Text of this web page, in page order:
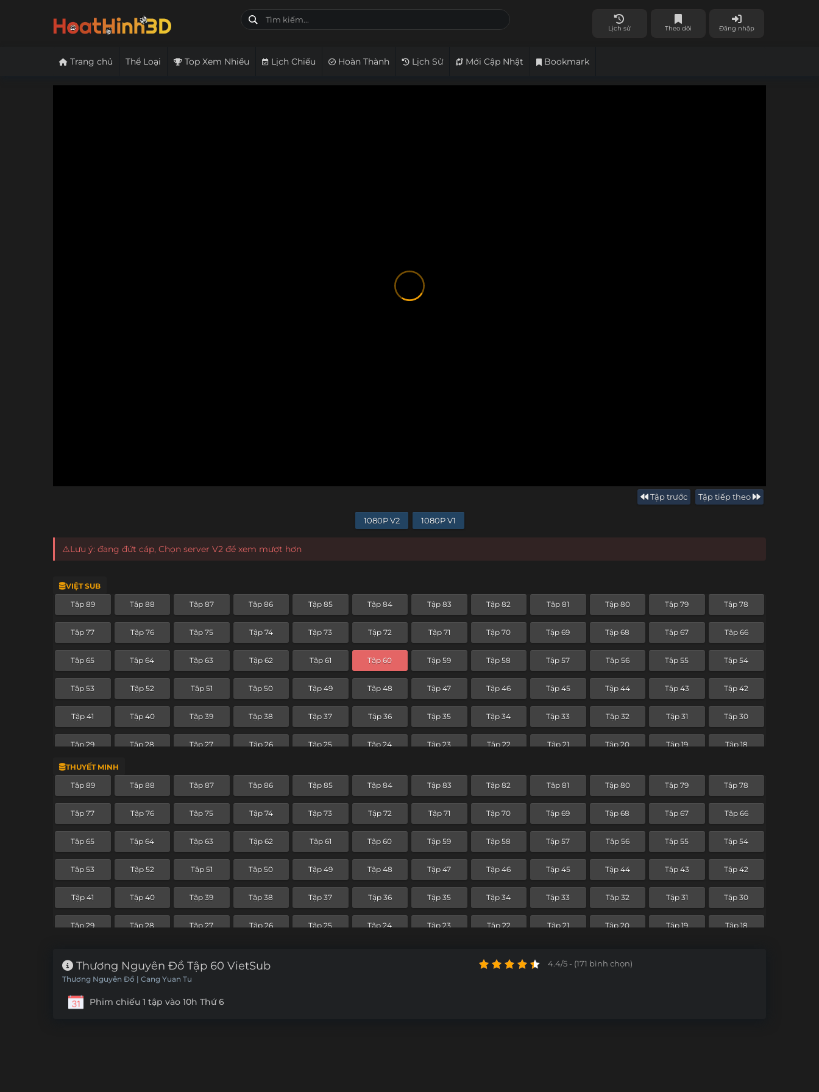
Lịch sử Theo dõi Đăng nhập
Trang chủ Thể Loại Top Xem Nhiều Lịch Chiếu Hoàn Thành Lịch Sử Mới Cập Nhật Bookmark
Tập trước Tập tiếp theo
1080P V2 1080P V1
⚠️Lưu ý: đang đứt cáp, Chọn server V2 để xem mượt hơn
VIỆT SUB
Tập 89 Tập 88 Tập 87 Tập 86 Tập 85 Tập 84 Tập 83 Tập 82 Tập 81 Tập 80 Tập 79 Tập 78
Tập 77 Tập 76 Tập 75 Tập 74 Tập 73 Tập 72 Tập 71 Tập 70 Tập 69 Tập 68 Tập 67 Tập 66
Tập 65 Tập 64 Tập 63 Tập 62 Tập 61 Tập 60 Tập 59 Tập 58 Tập 57 Tập 56 Tập 55 Tập 54
Tập 53 Tập 52 Tập 51 Tập 50 Tập 49 Tập 48 Tập 47 Tập 46 Tập 45 Tập 44 Tập 43 Tập 42
Tập 41 Tập 40 Tập 39 Tập 38 Tập 37 Tập 36 Tập 35 Tập 34 Tập 33 Tập 32 Tập 31 Tập 30
Tập 29 Tập 28 Tập 27 Tập 26 Tập 25 Tập 24 Tập 23 Tập 22 Tập 21 Tập 20 Tập 19 Tập 18
Tập 17
THUYẾT MINH
Tập 89 Tập 88 Tập 87 Tập 86 Tập 85 Tập 84 Tập 83 Tập 82 Tập 81 Tập 80 Tập 79 Tập 78
Tập 77 Tập 76 Tập 75 Tập 74 Tập 73 Tập 72 Tập 71 Tập 70 Tập 69 Tập 68 Tập 67 Tập 66
Tập 65 Tập 64 Tập 63 Tập 62 Tập 61 Tập 60 Tập 59 Tập 58 Tập 57 Tập 56 Tập 55 Tập 54
Tập 53 Tập 52 Tập 51 Tập 50 Tập 49 Tập 48 Tập 47 Tập 46 Tập 45 Tập 44 Tập 43 Tập 42
Tập 41 Tập 40 Tập 39 Tập 38 Tập 37 Tập 36 Tập 35 Tập 34 Tập 33 Tập 32 Tập 31 Tập 30
Tập 29 Tập 28 Tập 27 Tập 26 Tập 25 Tập 24 Tập 23 Tập 22 Tập 21 Tập 20 Tập 19 Tập 18
Tập 5
Thương Nguyên Đồ Tập 60 VietSub
Thương Nguyên Đồ | Cang Yuan Tu
Phim chiếu 1 tập vào 10h Thứ 6
4.4/5 - (171 bình chọn)